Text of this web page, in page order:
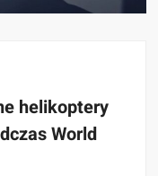
helikoptery
World